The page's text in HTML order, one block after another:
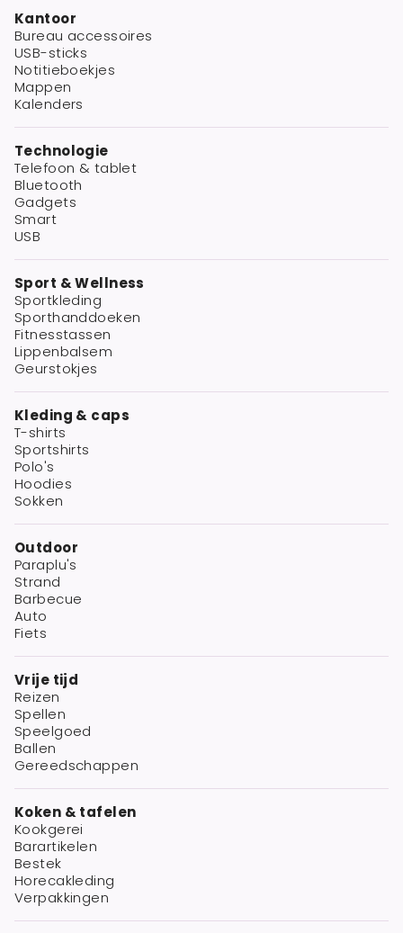
Kantoor
Bureau accessoires
USB-sticks
Notitieboekjes
Mappen
Kalenders
Technologie
Telefoon & tablet
Bluetooth
Gadgets
Smart
USB
Sport & Wellness
Sportkleding
Sporthanddoeken
Fitnesstassen
Lippenbalsem
Geurstokjes
Kleding & caps
T-shirts
Sportshirts
Polo's
Hoodies
Sokken
Outdoor
Paraplu's
Strand
Barbecue
Auto
Fiets
Vrije tijd
Reizen
Spellen
Speelgoed
Ballen
Gereedschappen
Koken & tafelen
Kookgerei
Barartikelen
Bestek
Horecakleding
Verpakkingen